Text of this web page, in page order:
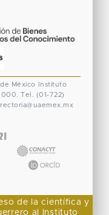
México
Instituto
Tel. (01-722)
rectoria@uaemex.mx
de la científica y
al Instituto